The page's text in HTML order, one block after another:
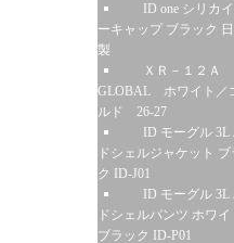
ID one シリカ
ーキャップ ブラック
製
ＸＲ－１２Ａ
GLOBAL ホワイト／
ルド 26-27
ID モーグル 3L
ドシェルジャケット ブ
ク ID-J01
ID モーグル 3L
ドシェルパンツ ホワイ
ブラック ID-P01